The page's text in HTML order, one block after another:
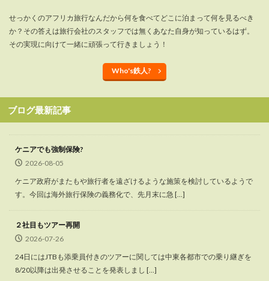
せっかくのアフリカ旅行なんだから何を食べてどこに泊まって何を見るべき
か？その答えは旅行会社のスタッフでは無くあなた自身が知っているはず。
その実現に向けて一緒に頑張って行きましょう！
Who's鉄人?
ブログ最新記事
ケニアでも強制保険?
2026-08-05
ケニア政府がまたもや旅行者を遠ざけるような施策を検討しているようで
す。今回は海外旅行保険の義務化で、先月末に急 […]
２社目もツアー再開
2026-07-26
24日にはJTBも添乗員付きのツアーに関しては中東各都市での乗り継ぎを
8/20以降は出発させることを発表しまし […]